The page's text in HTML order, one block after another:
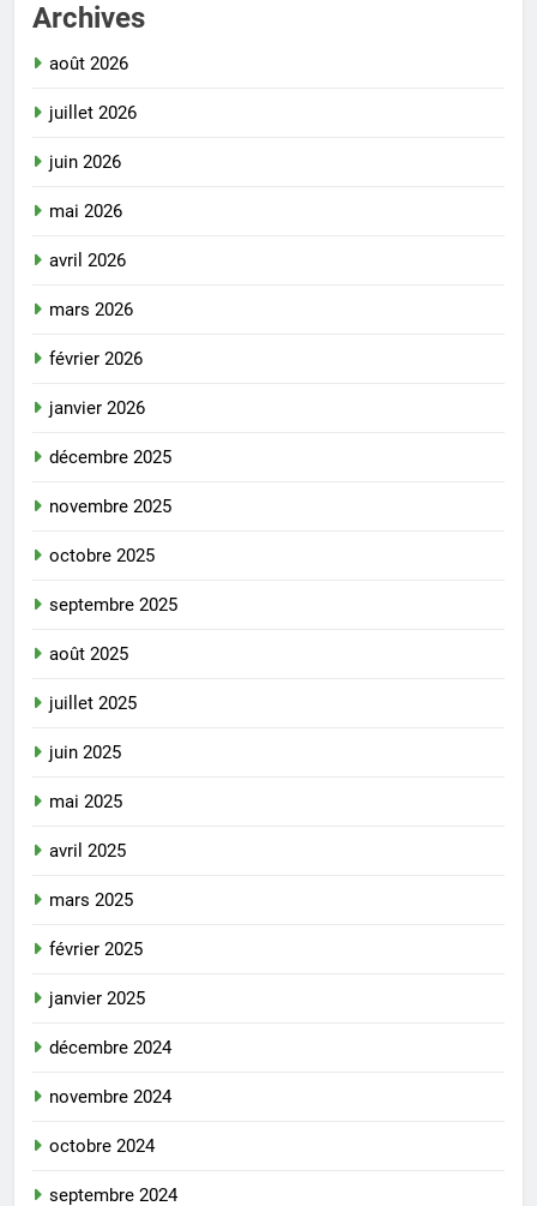
Archives
août 2026
juillet 2026
juin 2026
mai 2026
avril 2026
mars 2026
février 2026
janvier 2026
décembre 2025
novembre 2025
octobre 2025
septembre 2025
août 2025
juillet 2025
juin 2025
mai 2025
avril 2025
mars 2025
février 2025
janvier 2025
décembre 2024
novembre 2024
octobre 2024
septembre 2024